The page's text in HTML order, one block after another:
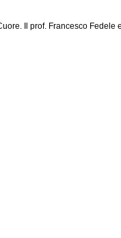
Il prof. Francesco